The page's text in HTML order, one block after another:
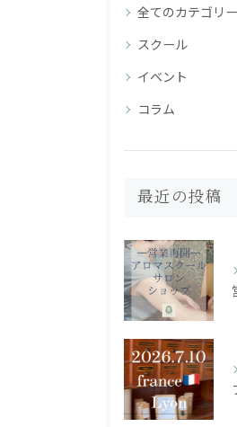
全てのカテゴリー
スクール
イベント
コラム
最近の投稿